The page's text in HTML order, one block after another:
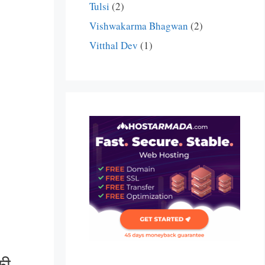
Tulsi (2)
Vishwakarma Bhagwan (2)
Vitthal Dev (1)